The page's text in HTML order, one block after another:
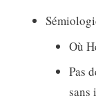
Où
Pas
sans